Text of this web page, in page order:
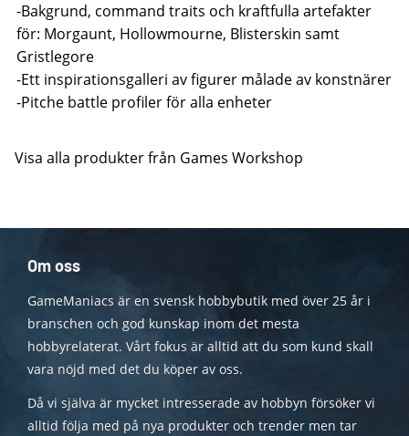
-Bakgrund, command traits och kraftfulla artefakter
för: Morgaunt, Hollowmourne, Blisterskin samt
Gristlegore
-Ett inspirationsgalleri av figurer målade av konstnärer
-Pitche battle profiler för alla enheter
Visa alla produkter från Games Workshop
Om oss
GameManiacs är en svensk hobbybutik med över 25 år i
branschen och god kunskap inom det mesta
hobbyrelaterat. Vårt fokus är alltid att du som kund skall
vara nöjd med det du köper av oss.
Då vi själva är mycket intresserade av hobbyn försöker vi
alltid följa med på nya produkter och trender men tar